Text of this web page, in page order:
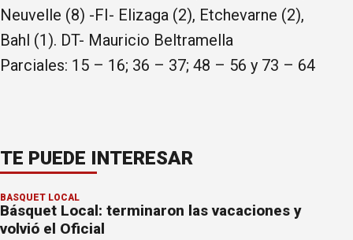
Neuvelle (8) -FI- Elizaga (2), Etchevarne (2),
Bahl (1). DT- Mauricio Beltramella
Parciales: 15 – 16; 36 – 37; 48 – 56 y 73 – 64
TE PUEDE INTERESAR
BÁSQUET LOCAL
Básquet Local: terminaron las vacaciones y
volvió el Oficial